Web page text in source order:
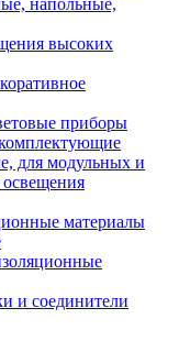
напольные,
высоких
приборы
для модульных и
освещения
материалы
и соединители